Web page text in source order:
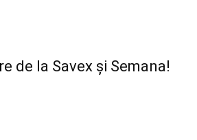
de la Savex și Semana!